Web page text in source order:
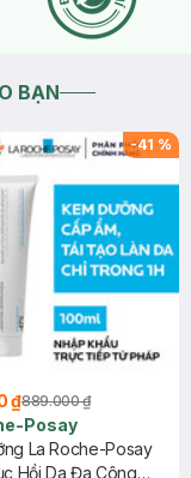
BẠN
-41 %
₫889.000 ₫
Posay
La Roche-Posay
Hồi Da Đa Công